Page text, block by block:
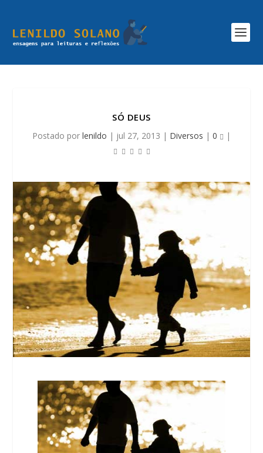
SÓ DEUS
Postado por lenildo | jul 27, 2013 | Diversos | 0 |